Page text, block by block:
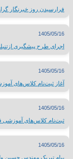
فرارسیدن روز خبرنگار
1405/05/16
اجرای طرح پیشگیری
1405/05/16
آغاز ثبت‌نام کلاس‌های
1405/05/16
ثبت‌نام کلاس‌های آموزشی
1405/05/16
پیام تبریک مهندس حسین